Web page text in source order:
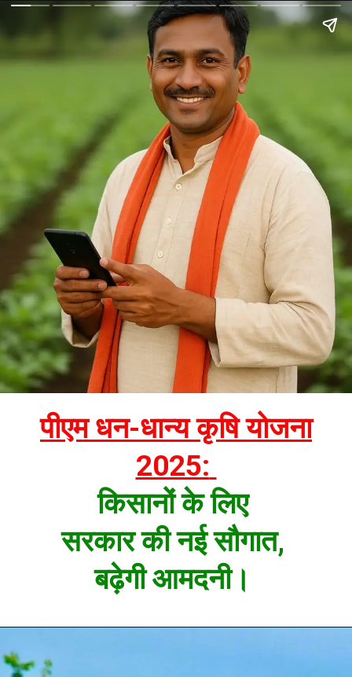
पीएम धन-धान्य कृषि योजना
2025:
किसानों के लिए
सरकार की नई सौगात,
बढ़ेगी आमदनी।